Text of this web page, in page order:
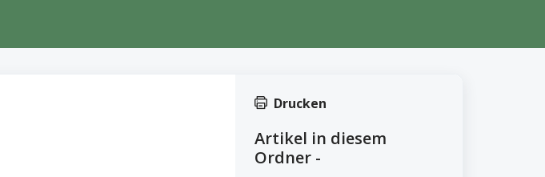
Drucken
Artikel in diesem
Ordner -